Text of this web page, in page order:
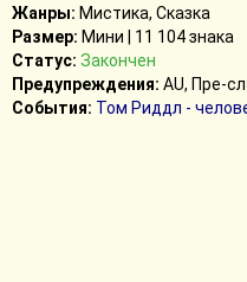
Жанры: Мистика, Сказка
Размер: Мини | 11 104 знака
Статус: Закончен
Предупреждения: AU, Пре-
События: Том Риддл -